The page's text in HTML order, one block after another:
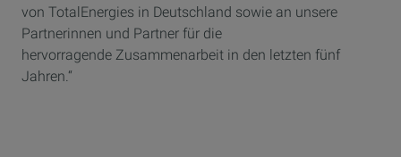
von TotalEnergies in Deutschland sowie an unsere
Partnerinnen und Partner für die
hervorragende Zusammenarbeit in den letzten fünf
Jahren.“